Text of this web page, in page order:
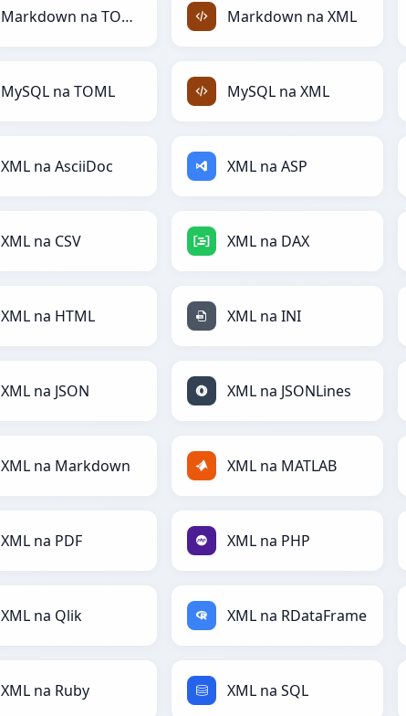
Markdown na TOML Markdown na XML
MySQL na TOML MySQL na XML
XML na AsciiDoc XML na ASP
XML na CSV XML na DAX
XML na HTML XML na INI
XML na JSON XML na JSONLines
XML na Markdown XML na MATLAB
XML na PDF XML na PHP
XML na Qlik XML na RDataFrame
XML na Ruby XML na SQL